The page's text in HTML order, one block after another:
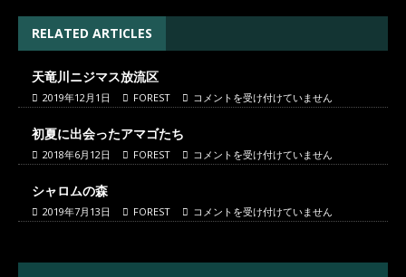
RELATED ARTICLES
天竜川ニジマス放流区
2019年12月1日 FOREST コメントを受け付けていません
初夏に出会ったアマゴたち
2018年6月12日 FOREST コメントを受け付けていません
シャロムの森
2019年7月13日 FOREST コメントを受け付けていません